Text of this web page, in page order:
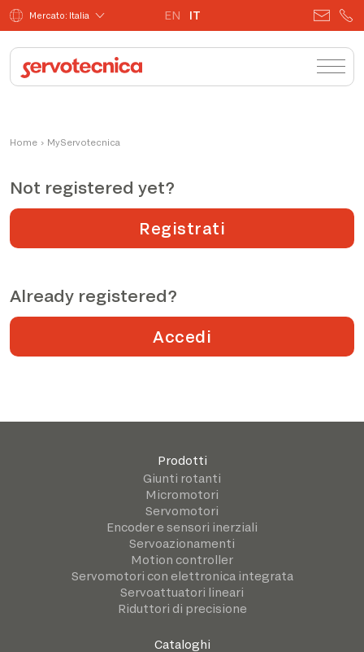
Mercato: Italia EN IT
Home › MyServotecnica
Not registered yet?
Registrati
Already registered?
Accedi
Prodotti
Giunti rotanti
Micromotori
Servomotori
Encoder e sensori inerziali
Servoazionamenti
Motion controller
Servomotori con elettronica integrata
Servoattuatori lineari
Riduttori di precisione
Cataloghi